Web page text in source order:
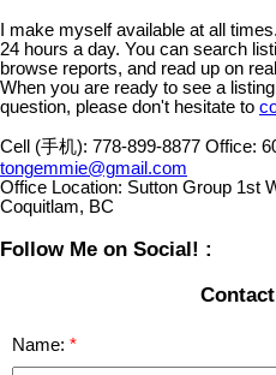
I make myself available at all
24 hours a day. You can search
browse reports, and read up on
When you are ready to see a
question, please don't hesitate to
Cell (手机): 778-899-8877 Office:
tongemmie@gmail.com
Office Location: Sutton Group 1st
Coquitlam, BC
Follow Me on Social! :
Name: